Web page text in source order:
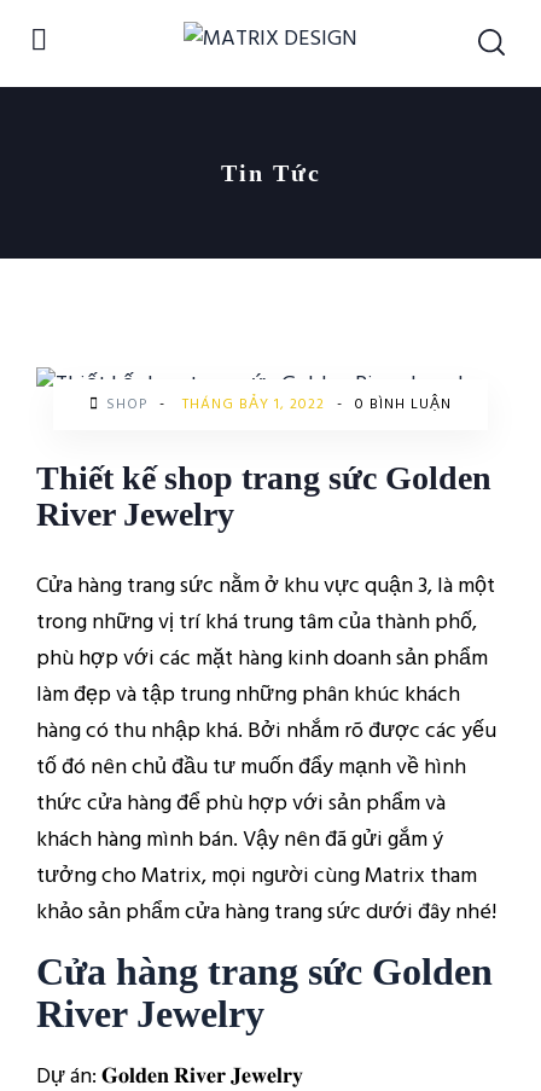
Tin Tức
SHOP - THÁNG BẢY 1, 2022 - 0 BÌNH LUẬN
Thiết kế shop trang sức Golden
River Jewelry
Cửa hàng trang sức nằm ở khu vực quận 3, là một
trong những vị trí khá trung tâm của thành phố,
phù hợp với các mặt hàng kinh doanh sản phẩm
làm đẹp và tập trung những phân khúc khách
hàng có thu nhập khá. Bởi nhắm rõ được các yếu
tố đó nên chủ đầu tư muốn đẩy mạnh về hình
thức cửa hàng để phù hợp với sản phẩm và
khách hàng mình bán. Vậy nên đã gửi gắm ý
tưởng cho Matrix, mọi người cùng Matrix tham
khảo sản phẩm cửa hàng trang sức dưới đây nhé!
Cửa hàng trang sức Golden
River Jewelry
Dự án: 𝐆𝐨𝐥𝐝𝐞𝐧 𝐑𝐢𝐯𝐞𝐫 𝐉𝐞𝐰𝐞𝐥𝐫𝐲